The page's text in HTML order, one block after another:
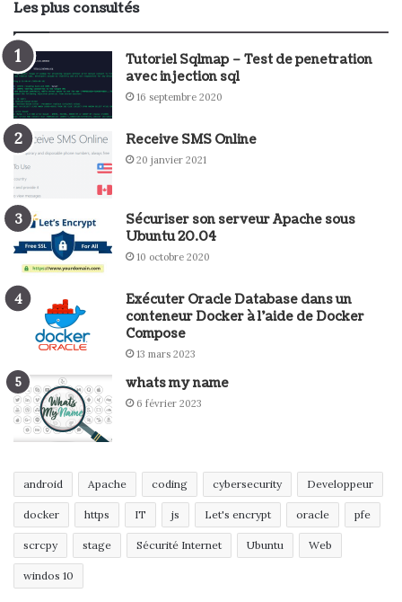
Les plus consultés
Tutoriel Sqlmap – Test de penetration
avec injection sql
16 septembre 2020
Receive SMS Online
20 janvier 2021
Sécuriser son serveur Apache sous
Ubuntu 20.04
10 octobre 2020
Exécuter Oracle Database dans un
conteneur Docker à l’aide de Docker
Compose
13 mars 2023
whats my name
6 février 2023
android Apache coding cybersecurity Developpeur
docker https IT js Let's encrypt oracle pfe
scrcpy stage Sécurité Internet Ubuntu Web
windos 10